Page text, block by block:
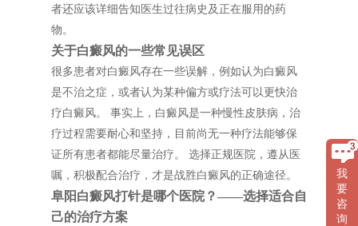
者还应该详细告知医生过往病史及正在服用的药
物。
关于白癜风的一些常见误区
很多患者对白癜风存在一些误解，例如认为白癜风
是不治之症，或者认为某种偏方或疗法可以更快治
疗白癜风。 事实上，白癜风是一种慢性皮肤病，治
疗过程需要耐心和坚持，目前尚无一种疗法能够保
证所有患者都能尽量治疗。 选择正规医院，遵从医
嘱，积极配合治疗，才是战胜白癜风的正确途径。
阜阳白癜风打针是哪个医院？——选择适合自
己的治疗方案
我
要
咨
询